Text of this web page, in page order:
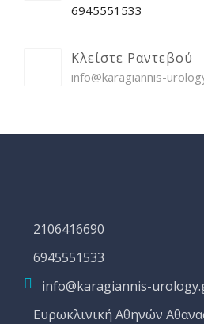
6945551533
Κλείστε Ραντεβού
info@karagiannis-
2106416690
6945551533
info@karagiannis-
Ευρωκλινική Αθηνών